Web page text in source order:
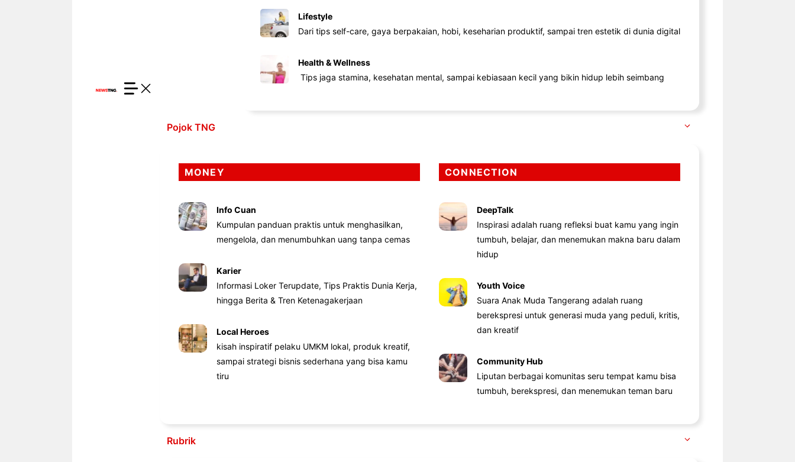
Lifestyle
Dari tips self-care, gaya berpakaian, hobi, keseharian produktif, sampai tren estetik di dunia digital
Health & Wellness
Tips jaga stamina, kesehatan mental, sampai kebiasaan kecil yang bikin hidup lebih seimbang
Pojok TNG
MONEY
Info Cuan
Kumpulan panduan praktis untuk menghasilkan,
mengelola, dan menumbuhkan uang tanpa cemas
Karier
Informasi Loker Terupdate, Tips Praktis Dunia Kerja,
hingga Berita & Tren Ketenagakerjaan
Local Heroes
kisah inspiratif pelaku UMKM lokal, produk kreatif,
sampai strategi bisnis sederhana yang bisa kamu
tiru
CONNECTION
DeepTalk
Inspirasi adalah ruang refleksi buat kamu yang ingin
tumbuh, belajar, dan menemukan makna baru dalam
hidup
Youth Voice
Suara Anak Muda Tangerang adalah ruang
berekspresi untuk generasi muda yang peduli, kritis,
dan kreatif
Community Hub
Liputan berbagai komunitas seru tempat kamu bisa
tumbuh, berekspresi, dan menemukan teman baru
Rubrik